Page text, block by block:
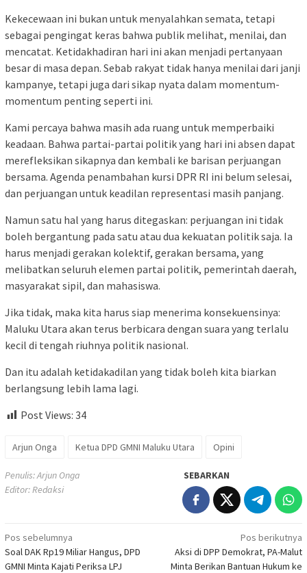
Kekecewaan ini bukan untuk menyalahkan semata, tetapi
sebagai pengingat keras bahwa publik melihat, menilai, dan
mencatat. Ketidakhadiran hari ini akan menjadi pertanyaan
besar di masa depan. Sebab rakyat tidak hanya menilai dari janji
kampanye, tetapi juga dari sikap nyata dalam momentum-
momentum penting seperti ini.
Kami percaya bahwa masih ada ruang untuk memperbaiki
keadaan. Bahwa partai-partai politik yang hari ini absen dapat
merefleksikan sikapnya dan kembali ke barisan perjuangan
bersama. Agenda penambahan kursi DPR RI ini belum selesai,
dan perjuangan untuk keadilan representasi masih panjang.
Namun satu hal yang harus ditegaskan: perjuangan ini tidak
boleh bergantung pada satu atau dua kekuatan politik saja. Ia
harus menjadi gerakan kolektif, gerakan bersama, yang
melibatkan seluruh elemen partai politik, pemerintah daerah,
masyarakat sipil, dan mahasiswa.
Jika tidak, maka kita harus siap menerima konsekuensinya:
Maluku Utara akan terus berbicara dengan suara yang terlalu
kecil di tengah riuhnya politik nasional.
Dan itu adalah ketidakadilan yang tidak boleh kita biarkan
berlangsung lebih lama lagi.
Post Views: 34
Arjun Onga Ketua DPD GMNI Maluku Utara Opini
Penulis: Arjun Onga
Editor: Redaksi
SEBARKAN
Navigasi
pos
Pos sebelumnya
Soal DAK Rp19 Miliar Hangus, DPD
GMNI Minta Kajati Periksa LPJ
Pos berikutnya
Aksi di DPP Demokrat, PA-Malut
Minta Berikan Bantuan Hukum ke